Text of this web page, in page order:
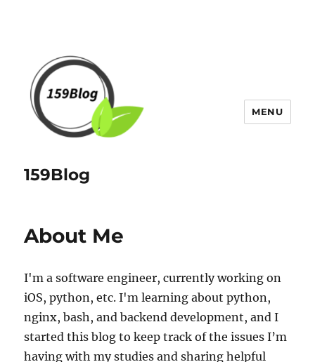
159Blog
MENU
About Me
I'm a software engineer, currently working on
iOS, python, etc. I'm learning about python,
nginx, bash, and backend development, and I
started this blog to keep track of the issues I’m
having with my studies and sharing helpful